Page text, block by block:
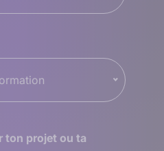
ton projet ou ta